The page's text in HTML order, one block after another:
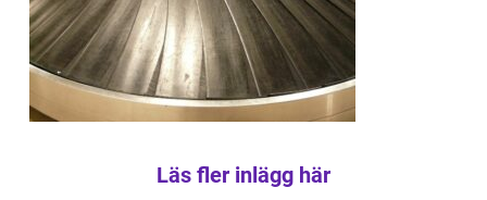
Läs fler inlägg här